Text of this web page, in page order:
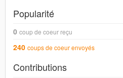
Popularité
0 coup de coeur reçu
240 coups de coeur envoyés
Contributions